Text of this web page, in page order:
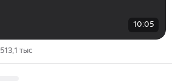
10:05
513,1 тыс